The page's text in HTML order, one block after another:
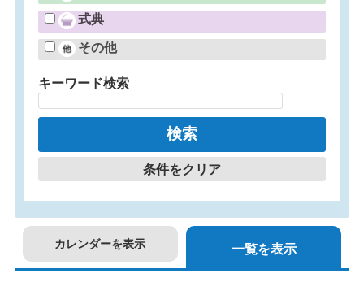
式典
その他
キーワード検索
条件をクリア
カレンダーを表示 一覧を表示